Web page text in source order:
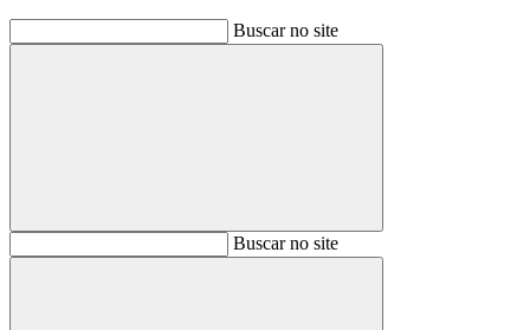
Buscar no site
BuscarBuscar no site